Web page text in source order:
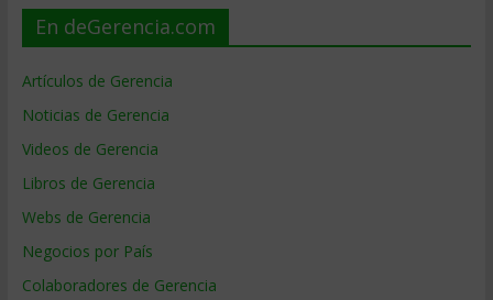
En deGerencia.com
Artículos de Gerencia
Noticias de Gerencia
Videos de Gerencia
Libros de Gerencia
Webs de Gerencia
Negocios por País
Colaboradores de Gerencia